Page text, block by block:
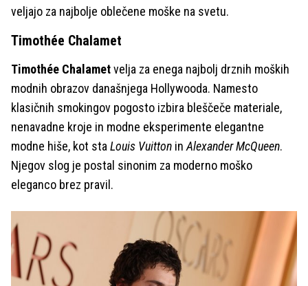
veljajo za najbolje oblečene moške na svetu.
Timothée Chalamet
Timothée Chalametvelja za enega najbolj drznih moških
modnih obrazov današnjega Hollywooda. Namesto
klasičnih smokingov pogosto izbira bleščeče materiale,
nenavadne kroje in modne eksperimente elegantne
modne hiše, kot sta Louis Vuitton in Alexander McQueen.
Njegov slog je postal sinonim za moderno moško
eleganco brez pravil.